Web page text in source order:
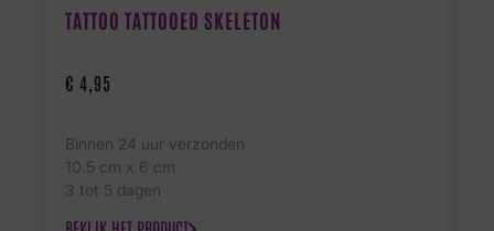
TATTOO TATTOOED SKELETON
€ 4,95
Binnen 24 uur verzonden
10.5 cm x 6 cm
3 tot 5 dagen